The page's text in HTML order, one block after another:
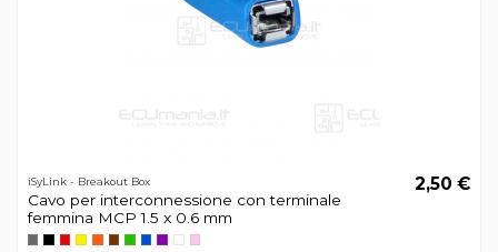
iSyLink - Breakout Box
Cavo per interconnessione con terminale
femmina MCP 1.5 x 0.6 mm
2,50 €